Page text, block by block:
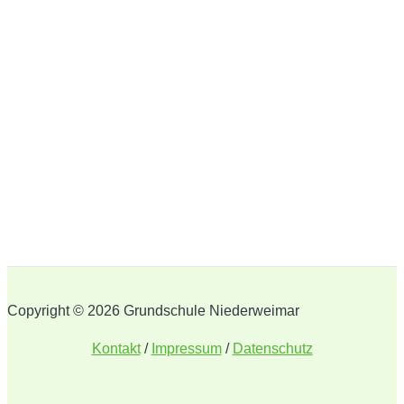
Copyright © 2026 Grundschule Niederweimar
Kontakt/ Impressum/ Datenschutz